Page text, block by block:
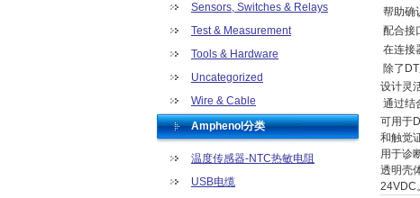
Sensors, Switches & Relays
Test & Measurement
Tools & Hardware
Uncategorized
Wire & Cable
Amphenol分类
温度传感器-NTC热敏电阻
USB电缆
帮助确
配合接
在连接
除了
设计灵
通过结
可用于
和触觉
用于诊
透明壳
24VDC。